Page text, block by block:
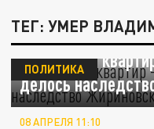
ТЕГ: УМЕР
Вместо 122
делось
ПОЛИТИКА
08 АПРЕЛЯ 11:10